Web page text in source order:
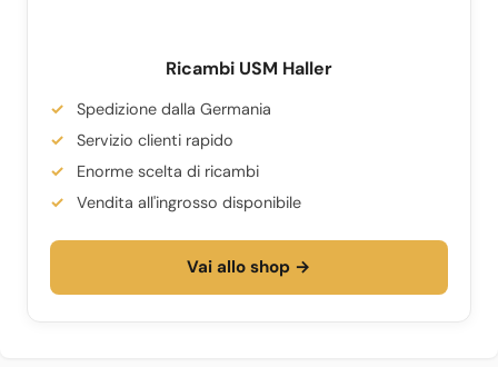
Ricambi USM Haller
Spedizione dalla Germania
Servizio clienti rapido
Enorme scelta di ricambi
Vendita all'ingrosso disponibile
Vai allo shop →